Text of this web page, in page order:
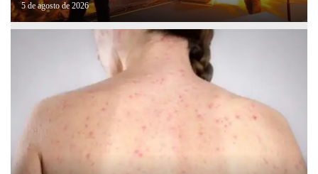
5 de agosto de 2026